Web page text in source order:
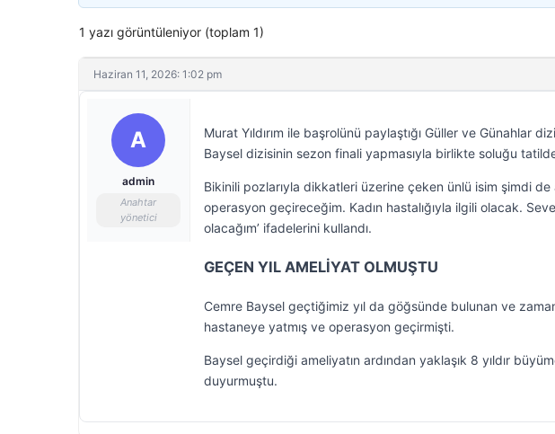
1 yazı görüntüleniyor (toplam 1)
Haziran 11, 2026: 1:02 pm
A
admin
Anahtar
yönetici
Murat Yıldırım ile başrolünü paylaştığı Güller ve
Baysel dizisinin sezon finali yapmasıyla birlikte soluğu tatilde
Bikinili pozlarıyla dikkatleri üzerine çeken ünlü isim şimdi
operasyon geçireceğim. Kadın hastalığıyla ilgili olacak.
olacağım’ ifadelerini kullandı.
GEÇEN YIL AMELİYAT OLMUŞTU
Cemre Baysel geçtiğimiz yıl da göğsünde bulunan ve
hastaneye yatmış ve operasyon geçirmişti.
Baysel geçirdiği ameliyatın ardından yaklaşık 8 yıldır
duyurmuştu.